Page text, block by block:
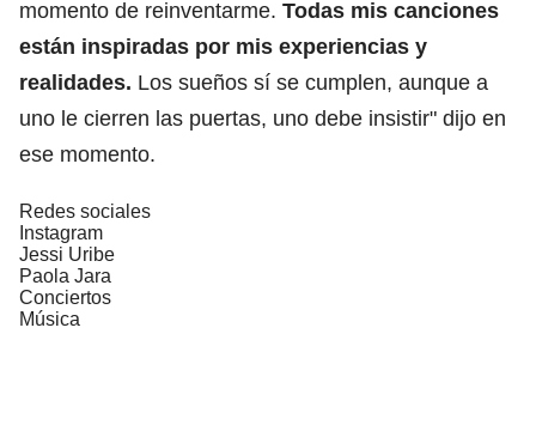
momento de reinventarme. Todas mis canciones
están inspiradas por mis experiencias y
realidades. Los sueños sí se cumplen, aunque a
uno le cierren las puertas, uno debe insistir" dijo en
ese momento.
Redes sociales
Instagram
Jessi Uribe
Paola Jara
Conciertos
Música